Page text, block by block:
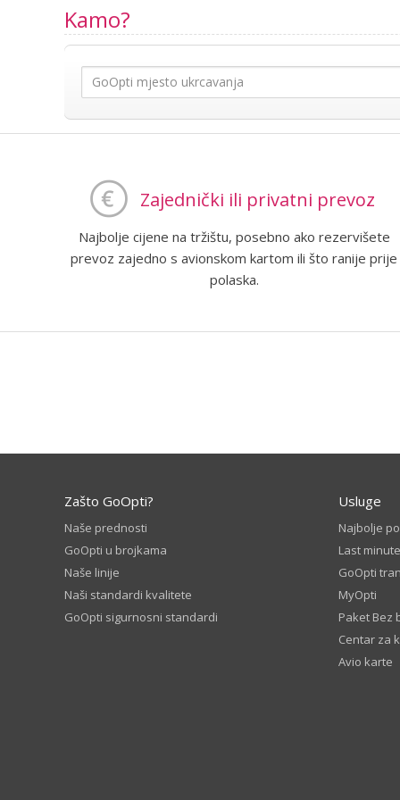
Kamo?
Zajednički ili privatni prevoz
Najbolje cijene na tržištu, posebno ako rezervišete
prevoz zajedno s avionskom kartom ili što ranije prije
polaska.
Zašto GoOpti?
Naše prednosti
GoOpti u brojkama
Naše linije
Naši standardi kvalitete
GoOpti sigurnosni standardi
Usluge
Najbolje
Last
GoOpti
MyOpti
Paket Bez
Centar za
Avio karte